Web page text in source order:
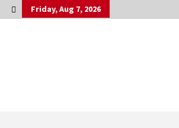
Friday, Aug 7, 2026